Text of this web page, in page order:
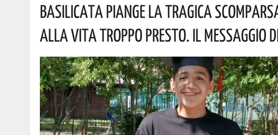
8 AGOSTO 2026 | BASILICATA, RISORSE IDRICHE: PIÙ CAPILLARE IL MONITORAGGIO. AGGIUDICATO APPALTO DA OLTRE 1 MILIONE DI
9 AGOSTO 2026 POTENZA, VINCITA DA RECORD IN PROVINCIA DI OLTRE 600000 EURO! AUGURI AL FORTUNATO
Basilicata Piange La Tragica
Alla Vita Troppo Presto. Il Messaggio